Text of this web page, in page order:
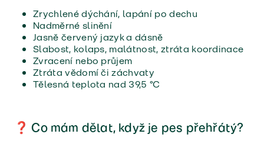
Zrychlené dýchání, lapání po dechu
Nadměrné slinění
Jasně červený jazyk a dásně
Slabost, kolaps, malátnost, ztráta koordinace
Zvracení nebo průjem
Ztráta vědomí či záchvaty
Tělesná teplota nad 39,5 °C
❓ Co mám dělat, když je pes přehřátý?